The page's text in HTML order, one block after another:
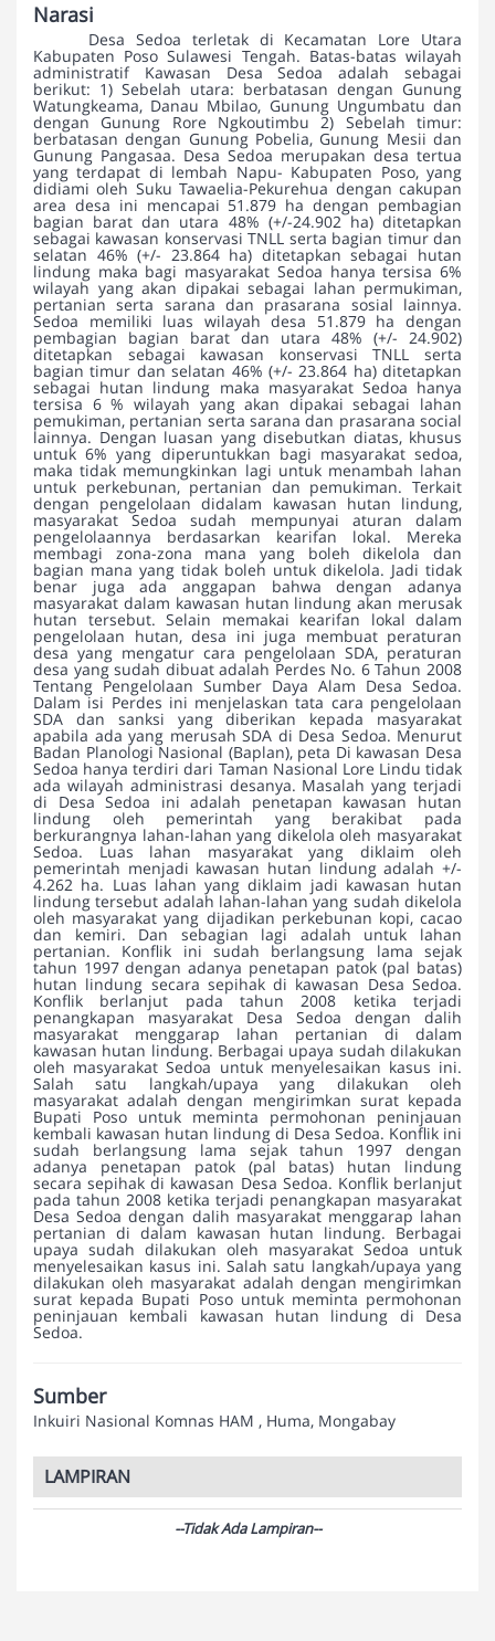
Narasi
Desa Sedoa terletak di Kecamatan Lore Utara
Kabupaten Poso Sulawesi Tengah. Batas-batas wilayah
administratif Kawasan Desa Sedoa adalah sebagai
berikut: 1) Sebelah utara: berbatasan dengan Gunung
Watungkeama, Danau Mbilao, Gunung Ungumbatu dan
dengan Gunung Rore Ngkoutimbu 2) Sebelah timur:
berbatasan dengan Gunung Pobelia, Gunung Mesii dan
Gunung Pangasaa. Desa Sedoa merupakan desa tertua
yang terdapat di lembah Napu- Kabupaten Poso, yang
didiami oleh Suku Tawaelia-Pekurehua dengan cakupan
area desa ini mencapai 51.879 ha dengan pembagian
bagian barat dan utara 48% (+/-24.902 ha) ditetapkan
sebagai kawasan konservasi TNLL serta bagian timur dan
selatan 46% (+/- 23.864 ha) ditetapkan sebagai hutan
lindung maka bagi masyarakat Sedoa hanya tersisa 6%
wilayah yang akan dipakai sebagai lahan permukiman,
pertanian serta sarana dan prasarana sosial lainnya.
Sedoa memiliki luas wilayah desa 51.879 ha dengan
pembagian bagian barat dan utara 48% (+/- 24.902)
ditetapkan sebagai kawasan konservasi TNLL serta
bagian timur dan selatan 46% (+/- 23.864 ha) ditetapkan
sebagai hutan lindung maka masyarakat Sedoa hanya
tersisa 6 % wilayah yang akan dipakai sebagai lahan
pemukiman, pertanian serta sarana dan prasarana social
lainnya. Dengan luasan yang disebutkan diatas, khusus
untuk 6% yang diperuntukkan bagi masyarakat sedoa,
maka tidak memungkinkan lagi untuk menambah lahan
untuk perkebunan, pertanian dan pemukiman. Terkait
dengan pengelolaan didalam kawasan hutan lindung,
masyarakat Sedoa sudah mempunyai aturan dalam
pengelolaannya berdasarkan kearifan lokal. Mereka
membagi zona-zona mana yang boleh dikelola dan
bagian mana yang tidak boleh untuk dikelola. Jadi tidak
benar juga ada anggapan bahwa dengan adanya
masyarakat dalam kawasan hutan lindung akan merusak
hutan tersebut. Selain memakai kearifan lokal dalam
pengelolaan hutan, desa ini juga membuat peraturan
desa yang mengatur cara pengelolaan SDA, peraturan
desa yang sudah dibuat adalah Perdes No. 6 Tahun 2008
Tentang Pengelolaan Sumber Daya Alam Desa Sedoa.
Dalam isi Perdes ini menjelaskan tata cara pengelolaan
SDA dan sanksi yang diberikan kepada masyarakat
apabila ada yang merusah SDA di Desa Sedoa. Menurut
Badan Planologi Nasional (Baplan), peta Di kawasan Desa
Sedoa hanya terdiri dari Taman Nasional Lore Lindu tidak
ada wilayah administrasi desanya. Masalah yang terjadi
di Desa Sedoa ini adalah penetapan kawasan hutan
lindung oleh pemerintah yang berakibat pada
berkurangnya lahan-lahan yang dikelola oleh masyarakat
Sedoa. Luas lahan masyarakat yang diklaim oleh
pemerintah menjadi kawasan hutan lindung adalah +/-
4.262 ha. Luas lahan yang diklaim jadi kawasan hutan
lindung tersebut adalah lahan-lahan yang sudah dikelola
oleh masyarakat yang dijadikan perkebunan kopi, cacao
dan kemiri. Dan sebagian lagi adalah untuk lahan
pertanian. Konflik ini sudah berlangsung lama sejak
tahun 1997 dengan adanya penetapan patok (pal batas)
hutan lindung secara sepihak di kawasan Desa Sedoa.
Konflik berlanjut pada tahun 2008 ketika terjadi
penangkapan masyarakat Desa Sedoa dengan dalih
masyarakat menggarap lahan pertanian di dalam
kawasan hutan lindung. Berbagai upaya sudah dilakukan
oleh masyarakat Sedoa untuk menyelesaikan kasus ini.
Salah satu langkah/upaya yang dilakukan oleh
masyarakat adalah dengan mengirimkan surat kepada
Bupati Poso untuk meminta permohonan peninjauan
kembali kawasan hutan lindung di Desa Sedoa. Konflik ini
sudah berlangsung lama sejak tahun 1997 dengan
adanya penetapan patok (pal batas) hutan lindung
secara sepihak di kawasan Desa Sedoa. Konflik berlanjut
pada tahun 2008 ketika terjadi penangkapan masyarakat
Desa Sedoa dengan dalih masyarakat menggarap lahan
pertanian di dalam kawasan hutan lindung. Berbagai
upaya sudah dilakukan oleh masyarakat Sedoa untuk
menyelesaikan kasus ini. Salah satu langkah/upaya yang
dilakukan oleh masyarakat adalah dengan mengirimkan
surat kepada Bupati Poso untuk meminta permohonan
peninjauan kembali kawasan hutan lindung di Desa
Sedoa.
Sumber
Inkuiri Nasional Komnas HAM , Huma, Mongabay
LAMPIRAN
--Tidak Ada Lampiran--